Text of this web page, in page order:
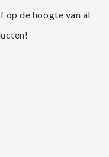
op de hoogte van al